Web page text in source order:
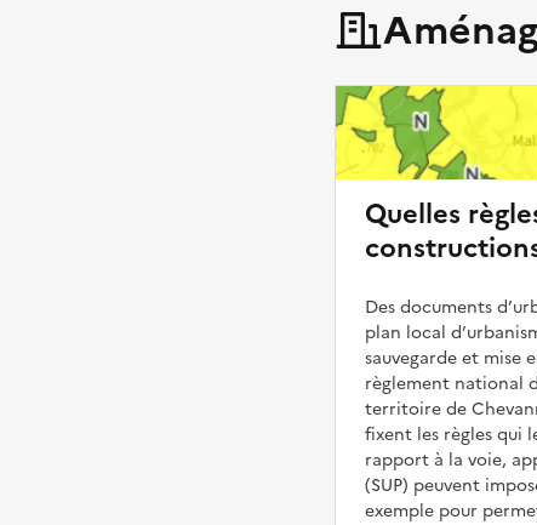
Quelles
Des documents
plan local
sauvegarde et mise
règlement national
territoire de
fixent les règles qui
rapport à la voie,
(SUP) peuvent
exemple pour